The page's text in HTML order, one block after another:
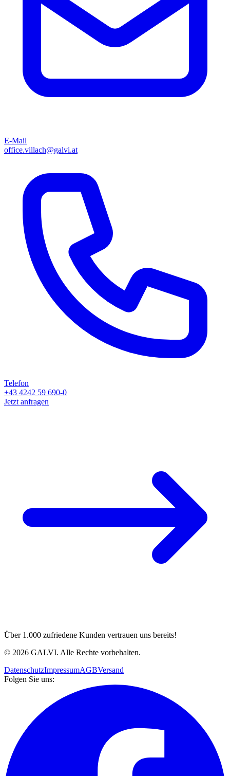
E-Mail
office.villach@galvi.at
Telefon
+43 4242 59 690-0
Jetzt anfragen
Über 1.000 zufriedene Kunden vertrauen uns bereits!
© 2026 GALVI. Alle Rechte vorbehalten.
DatenschutzImpressumAGBVersand
Folgen Sie uns: